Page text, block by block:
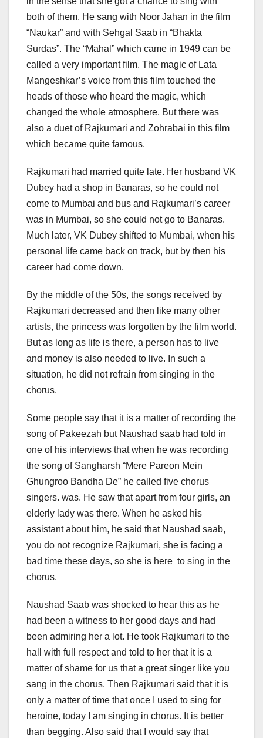
both of them. He sang with Noor Jahan in the film
“Naukar” and with Sehgal Saab in “Bhakta
Surdas”. The “Mahal” which came in 1949 can be
called a very important film. The magic of Lata
Mangeshkar’s voice from this film touched the
heads of those who heard the magic, which
changed the whole atmosphere. But there was
also a duet of Rajkumari and Zohrabai in this film
which became quite famous.
Rajkumari had married quite late. Her husband VK
Dubey had a shop in Banaras, so he could not
come to Mumbai and bus and Rajkumari’s career
was in Mumbai, so she could not go to Banaras.
Much later, VK Dubey shifted to Mumbai, when his
personal life came back on track, but by then his
career had come down.
By the middle of the 50s, the songs received by
Rajkumari decreased and then like many other
artists, the princess was forgotten by the film world.
But as long as life is there, a person has to live
and money is also needed to live. In such a
situation, he did not refrain from singing in the
chorus.
Some people say that it is a matter of recording the
song of Pakeezah but Naushad saab had told in
one of his interviews that when he was recording
the song of Sangharsh “Mere Pareon Mein
Ghungroo Bandha De” he called five chorus
singers. was. He saw that apart from four girls, an
elderly lady was there. When he asked his
assistant about him, he said that Naushad saab,
you do not recognize Rajkumari, she is facing a
bad time these days, so she is here to sing in the
chorus.
Naushad Saab was shocked to hear this as he
had been a witness to her good days and had
been admiring her a lot. He took Rajkumari to the
hall with full respect and told to her that it is a
matter of shame for us that a great singer like you
sang in the chorus. Then Rajkumari said that it is
only a matter of time that once I used to sing for
heroine, today I am singing in chorus. It is better
than begging. Also said that I would say that